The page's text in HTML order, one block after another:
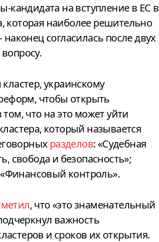
кандидата на вступление в ЕС в
которая наиболее решительно
согласилась после двух
украинскому
чтобы открыть
что на это может уйти
который называется
разделов: «Судебная
свобода и безопасность»;
«Финансовый контроль».
, что «это знаменательный
важность
и сроков их открытия.